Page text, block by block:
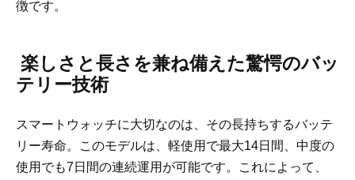
徴です。
楽しさと長さを兼ね備えた驚愕のバッ
テリー技術
スマートウォッチに大切なのは、その長持ちするバッテ
リー寿命。このモデルは、軽使用で最大14日間、中度の
使用でも7日間の連続運用が可能です。これによって、